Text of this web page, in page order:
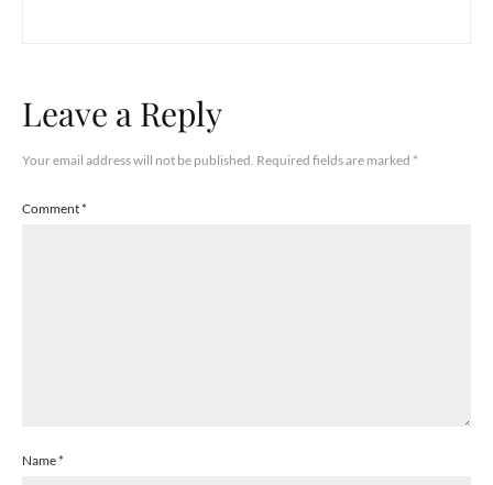
Leave a Reply
Your email address will not be published. Required fields are marked *
Comment*
Name*